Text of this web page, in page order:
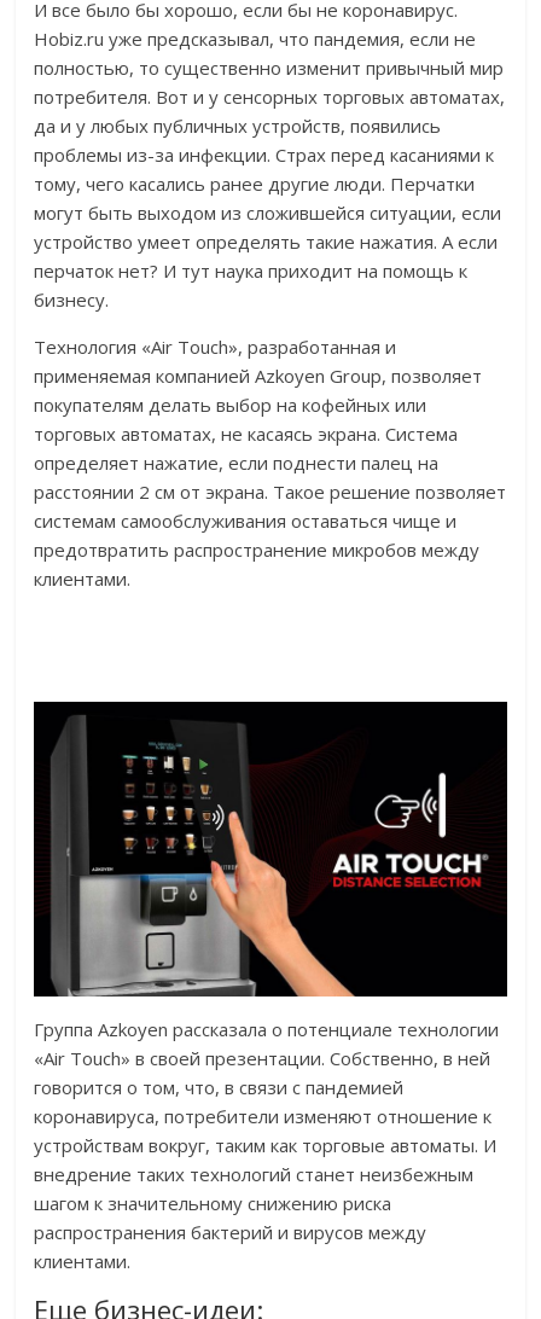
И все было бы хорошо, если бы не коронавирус.
Hobiz.ru уже предсказывал, что пандемия, если не
полностью, то существенно изменит привычный мир
потребителя. Вот и у сенсорных торговых автоматах,
да и у любых публичных устройств, появились
проблемы из-за инфекции. Страх перед касаниями к
тому, чего касались ранее другие люди. Перчатки
могут быть выходом из сложившейся ситуации, если
устройство умеет определять такие нажатия. А если
перчаток нет? И тут наука приходит на помощь к
бизнесу.
Технология «Air Touch», разработанная и
применяемая компанией Azkoyen Group, позволяет
покупателям делать выбор на кофейных или
торговых автоматах, не касаясь экрана. Система
определяет нажатие, если поднести палец на
расстоянии 2 см от экрана. Такое решение позволяет
системам самообслуживания оставаться чище и
предотвратить распространение микробов между
клиентами.
Группа Azkoyen рассказала о потенциале технологии
«Air Touch» в своей презентации. Собственно, в ней
говорится о том, что, в связи с пандемией
коронавируса, потребители изменяют отношение к
устройствам вокруг, таким как торговые автоматы. И
внедрение таких технологий станет неизбежным
шагом к значительному снижению риска
распространения бактерий и вирусов между
клиентами.
Еще бизнес-идеи: